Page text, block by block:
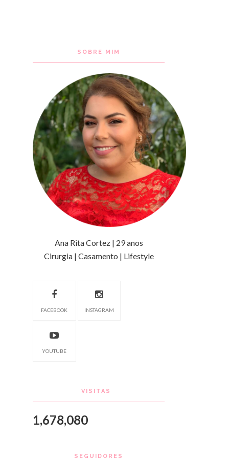
SOBRE MIM
Ana Rita Cortez | 29 anos
Cirurgia | Casamento | Lifestyle
FACEBOOK INSTAGRAM
YOUTUBE
VISITAS
1,678,080
SEGUIDORES